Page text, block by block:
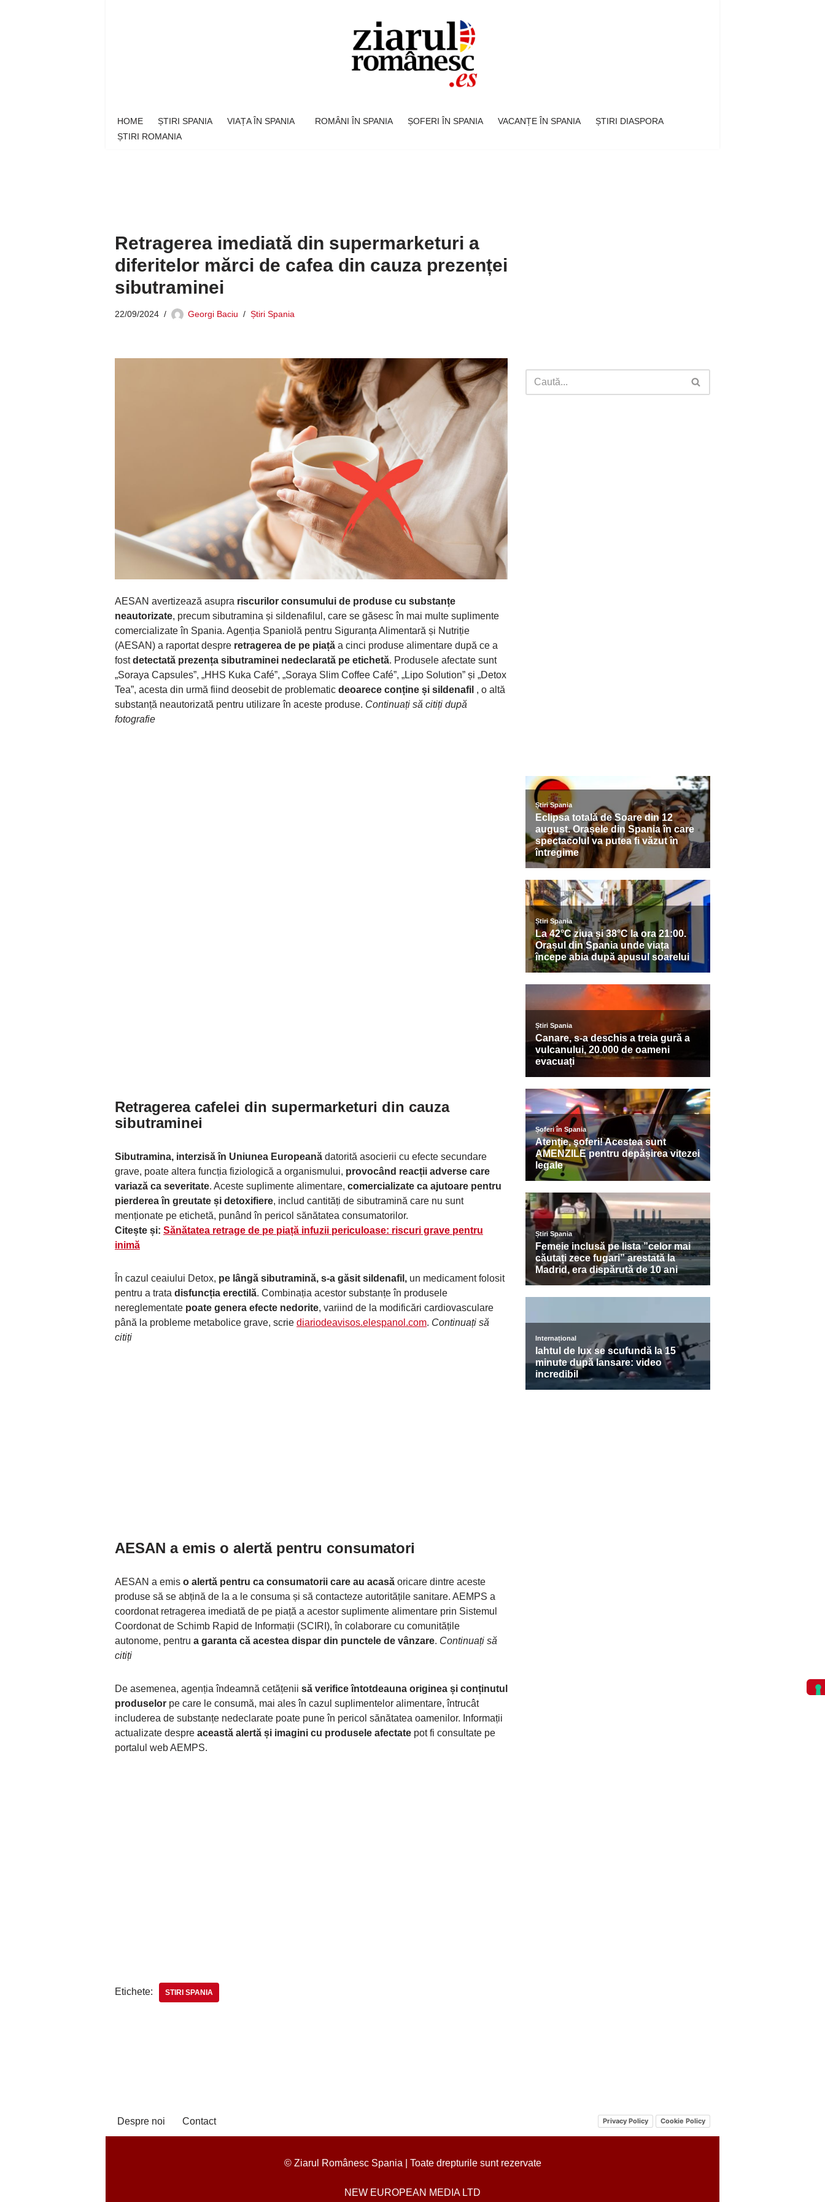
HOME ȘTIRI SPANIA VIAȚA ÎN SPANIA ROMÂNI ÎN SPANIA ȘOFERI ÎN SPANIA VACANȚE ÎN SPANIA
ȘTIRI DIASPORA
ȘTIRI ROMANIA
Retragerea imediată din supermarketuri a
diferitelor mărci de cafea din cauza prezenței
sibutraminei
22/09/2024 Georgi Baciu Știri Spania
AESAN avertizează asupra riscurilor consumului de produse cu substanțe
neautorizate, precum sibutramina și sildenafilul, care se găsesc în mai multe suplimente
comercializate în Spania. Agenția Spaniolă pentru Siguranța Alimentară și Nutriție
(AESAN) a raportat despre retragerea de pe piață a cinci produse alimentare după ce a
fostdetectată prezența sibutraminei nedeclarată pe etichetă. Produsele afectate sunt
„Soraya Capsules”, „HHS Kuka Café”, „Soraya Slim Coffee Café”, „Lipo Solution” și „Detox
Tea”, acesta din urmă fiind deosebit de problematic deoarece conține și sildenafil , o altă
substanță neautorizată pentru utilizare în aceste produse. Continuați să citiți după
fotografie
Retragerea cafelei din supermarketuri din cauza
sibutraminei
Sibutramina, interzisă în Uniunea Europeană datorită asocierii cu efecte secundare
grave, poate altera funcția fiziologică a organismului, provocând reacții adverse care
variază ca severitate. Aceste suplimente alimentare, comercializate ca ajutoare pentru
pierderea în greutate și detoxifiere, includ cantități de sibutramină care nu sunt
menționate pe etichetă, punând în pericol sănătatea consumatorilor.
Citește și: Sănătatea retrage de pe piață infuzii periculoase: riscuri grave pentru
inimă
În cazul ceaiului Detox, pe lângă sibutramină, s-a găsit sildenafil, un medicament folosit
pentru a trata disfuncția erectilă. Combinația acestor substanțe în produsele
nereglementate poate genera efecte nedorite, variind de la modificări cardiovasculare
până la probleme metabolice grave, scrie diariodeavisos.elespanol.com. Continuați să
citiți
AESAN a emis o alertă pentru consumatori
AESAN a emis o alertă pentru ca consumatorii care au acasă oricare dintre aceste
produse să se abțină de la a le consuma și să contacteze autoritățile sanitare. AEMPS a
coordonat retragerea imediată de pe piață a acestor suplimente alimentare prin Sistemul
Coordonat de Schimb Rapid de Informații (SCIRI), în colaborare cu comunitățile
autonome, pentru a garanta că acestea dispar din punctele de vânzare. Continuați să
citiți
De asemenea, agenția îndeamnă cetățenii să verifice întotdeauna originea și conținutul
produselor pe care le consumă, mai ales în cazul suplimentelor alimentare, întrucât
includerea de substanțe nedeclarate poate pune în pericol sănătatea oamenilor. Informații
actualizate despre această alertă și imagini cu produsele afectate pot fi consultate pe
portalul web AEMPS.
Etichete: STIRI SPANIA
Despre noi Contact Privacy Policy Cookie Policy
© Ziarul Românesc Spania | Toate drepturile sunt rezervate
NEW EUROPEAN MEDIA LTD